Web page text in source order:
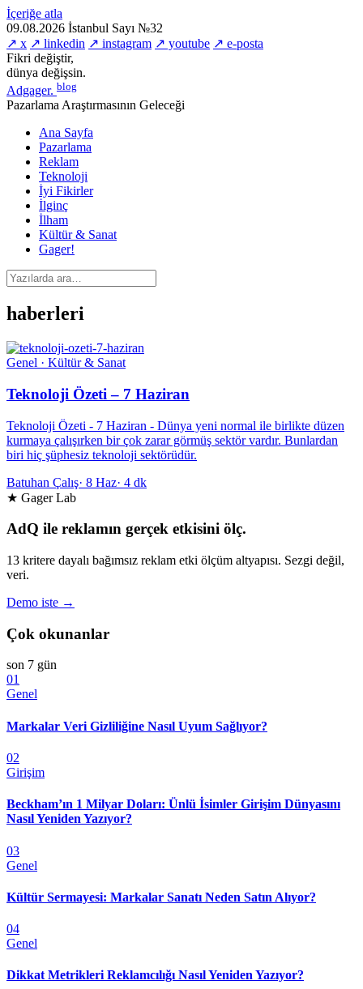
İçeriğe atla
09.08.2026 İstanbul Sayı №32
↗ x ↗ linkedin ↗ instagram ↗ youtube ↗ e-posta
Fikri değiştir,
dünya değişsin.
Adgager. blog
Pazarlama Araştırmasının Geleceği
Ana Sayfa
Pazarlama
Reklam
Teknoloji
İyi Fikirler
İlginç
İlham
Kültür & Sanat
Gager!
haberleri
Genel · Kültür & Sanat
Teknoloji Özeti – 7 Haziran
Teknoloji Özeti - 7 Haziran - Dünya yeni normal ile birlikte düzen
kurmaya çalışırken bir çok zarar görmüş sektör vardır. Bunlardan
biri hiç şüphesiz teknoloji sektörüdür.
Batuhan Çalış· 8 Haz· 4 dk
★ Gager Lab
AdQ ile reklamın gerçek etkisini ölç.
13 kritere dayalı bağımsız reklam etki ölçüm altyapısı. Sezgi değil,
veri.
Demo iste →
Çok okunanlar
son 7 gün
01
Genel
Markalar Veri Gizliliğine Nasıl Uyum Sağlıyor?
02
Girişim
Beckham’ın 1 Milyar Doları: Ünlü İsimler Girişim Dünyasını
Nasıl Yeniden Yazıyor?
03
Genel
Kültür Sermayesi: Markalar Sanatı Neden Satın Alıyor?
04
Genel
Dikkat Metrikleri Reklamcılığı Nasıl Yeniden Yazıyor?